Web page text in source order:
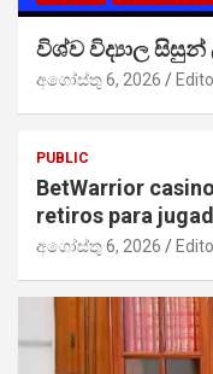
විශ්ව විද්‍යාල සිසුන්
අගෝස්තු 6, 2026
PUBLIC
BetWarrior
retiros para
අගෝස්තු 6, 2026